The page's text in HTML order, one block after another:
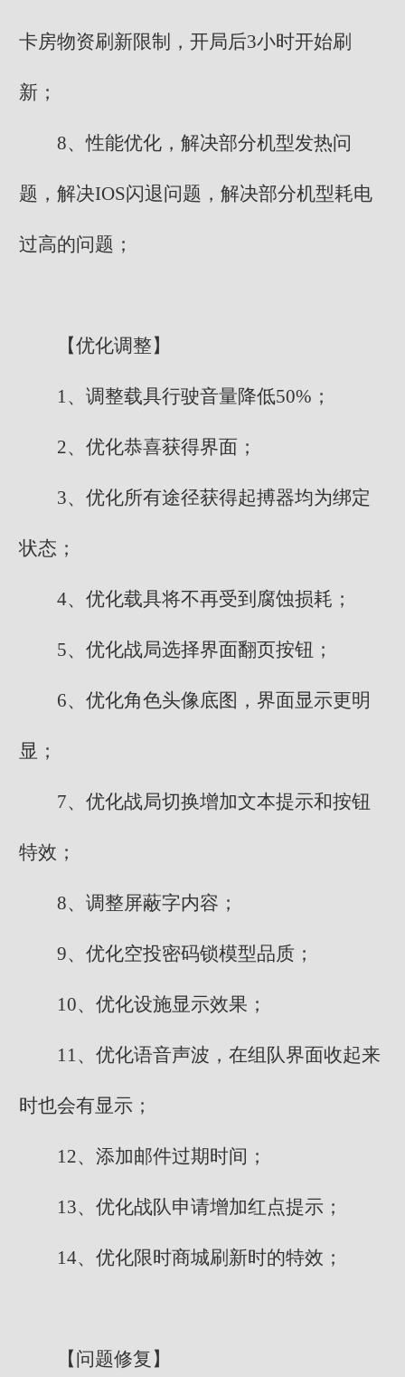
卡房物资刷新限制，开局后3小时开始刷
新；
8、性能优化，解决部分机型发热问
题，解决IOS闪退问题，解决部分机型耗电
过高的问题；
【优化调整】
1、调整载具行驶音量降低50%；
2、优化恭喜获得界面；
3、优化所有途径获得起搏器均为绑定
状态；
4、优化载具将不再受到腐蚀损耗；
5、优化战局选择界面翻页按钮；
6、优化角色头像底图，界面显示更明
显；
7、优化战局切换增加文本提示和按钮
特效；
8、调整屏蔽字内容；
9、优化空投密码锁模型品质；
10、优化设施显示效果；
11、优化语音声波，在组队界面收起来
时也会有显示；
12、添加邮件过期时间；
13、优化战队申请增加红点提示；
14、优化限时商城刷新时的特效；
【问题修复】